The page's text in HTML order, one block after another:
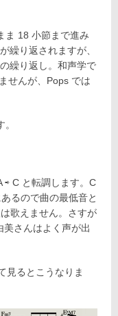
ま 18 小節まで進み
繰り返されますが、
繰り返し。和声学で
せんが、Pops では
C と転調します。C
るので曲の最低音と
歌えません。さすが
さんはよく声が出
見るとこうなりま